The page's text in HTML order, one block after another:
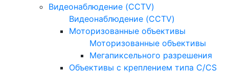
Видеонаблюдение (CCTV)
Видеонаблюдение (CCTV)
Моторизованные объективы
Моторизованные объективы
Мегапиксельного разрешения
Объективы с креплением типа C/CS